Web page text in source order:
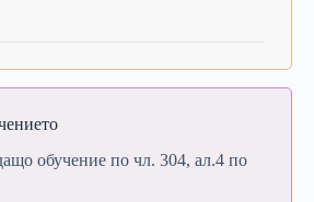
обучение по чл. 304, ал.4 по